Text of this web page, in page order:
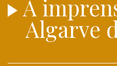
A
Algarve